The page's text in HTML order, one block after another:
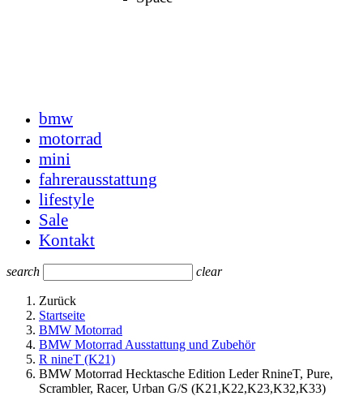
bmw
motorrad
mini
fahrerausstattung
lifestyle
Sale
Kontakt
search clear
Zurück
Startseite
BMW Motorrad
BMW Motorrad Ausstattung und Zubehör
R nineT (K21)
BMW Motorrad Hecktasche Edition Leder RnineT, Pure,
Scrambler, Racer, Urban G/S (K21,K22,K23,K32,K33)